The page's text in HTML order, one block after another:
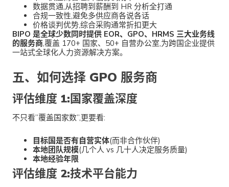
数据贯通,从招聘到薪酬到 HR 分析全打通
合规一致性,避免多供应商各说各话
价格谈判优势,综合采购通常折扣更大
BIPO 是全球少数同时提供 EOR、GPO、HRMS 三大业务线
的服务商,覆盖 170+ 国家、50+ 自营办公室,为跨国企业提供
一站式全球化人力资源解决方案。
五、如何选择 GPO 服务商
评估维度 1:国家覆盖深度
不只看”覆盖国家数”,更要看:
目标国是否有自营实体(而非合作伙伴)
本地团队规模(几个人 vs 几十人决定服务质量)
本地经验年限
评估维度 2:技术平台能力